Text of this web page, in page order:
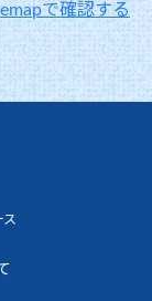
で確認する
ス